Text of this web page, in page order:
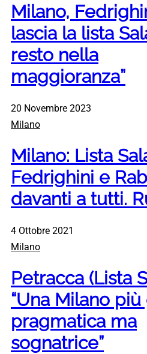
Milano,
lascia la lista
resto nella
maggioranza”
20 Novembre 2023
Milano
Milano: Lista
Fedrighini e
davanti a tutti.
4 Ottobre 2021
Milano
Petracca (Lista
“Una Milano più
pragmatica ma
sognatrice”